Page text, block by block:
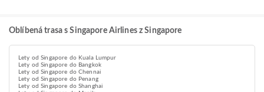
Oblíbená trasa s Singapore Airlines z Singapore
Lety od Singapore do Kuala Lumpur
Lety od Singapore do Bangkok
Lety od Singapore do Chennai
Lety od Singapore do Penang
Lety od Singapore do Shanghai